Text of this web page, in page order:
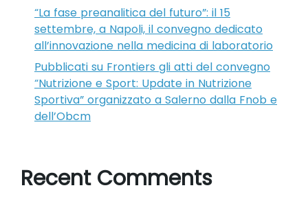
“La fase preanalitica del futuro”: il 15
settembre, a Napoli, il convegno dedicato
all’innovazione nella medicina di laboratorio
Pubblicati su Frontiers gli atti del convegno
“Nutrizione e Sport: Update in Nutrizione
Sportiva” organizzato a Salerno dalla Fnob e
dell’Obcm
Recent Comments